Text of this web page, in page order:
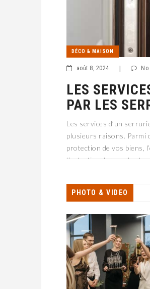
DÉCO & MAISON
août 8, 2024
LES
PAR LES
Les services d’un
plusieurs raisons. Parmi
protection de vos biens,
l’entretien de tous les
PHOTO & VIDEO